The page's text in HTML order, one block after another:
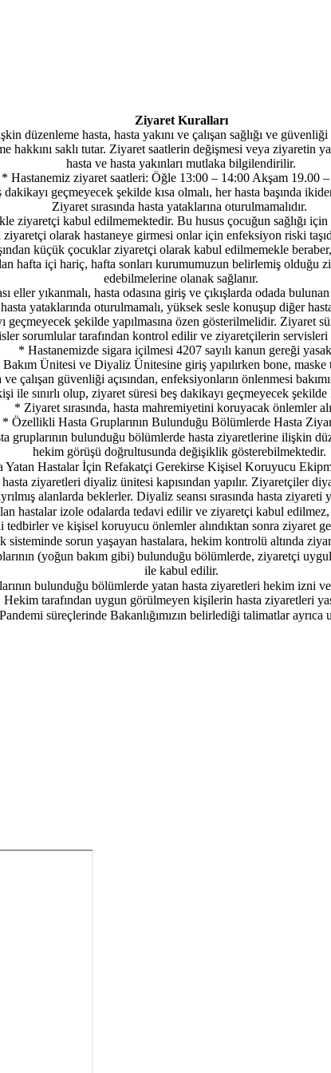
Ziyaret Kuralları
düzenleme hasta, hasta yakını ve çalışan sağlığı ve
hakkını saklı tutar. Ziyaret saatlerin değişmesi veya ziyaretin
hasta ve hasta yakınları mutlaka bilgilendirilir.
* Hastanemiz ziyaret saatleri: Öğle 13:00 – 14:00 Akşam 19.00
geçmeyecek şekilde kısa olmalı, her hasta başında
Ziyaret sırasında hasta yataklarına oturulmamalıdır.
ziyaretçi kabul edilmemektedir. Bu husus çocuğun sağlığı
ziyaretçi olarak hastaneye girmesi onlar için enfeksiyon riski
küçük çocuklar ziyaretçi olarak kabul edilmemekle
hafta içi hariç, hafta sonları kurumumuzun belirlemiş olduğu
edebilmelerine olanak sağlanır.
eller yıkanmalı, hasta odasına giriş ve çıkışlarda odada
yataklarında oturulmamalı, yüksek sesle konuşup diğer
geçmeyecek şekilde yapılmasına özen gösterilmelidir. Ziyaret
sorumlular tarafından kontrol edilir ve ziyaretçilerin servisleri
* Hastanemizde sigara içilmesi 4207 sayılı kanun gereği
Ünitesi ve Diyaliz Ünitesine giriş yapılırken bone, maske
çalışan güvenliği açısından, enfeksiyonların önlenmesi
ile sınırlı olup, ziyaret süresi beş dakikayı geçmeyecek şekilde
* Ziyaret sırasında, hasta mahremiyetini koruyacak önlemler
* Özellikli Hasta Gruplarının Bulunduğu Bölümlerde Hasta
gruplarının bulunduğu bölümlerde hasta ziyaretlerine ilişkin
hekim görüşü doğrultusunda değişiklik gösterebilmektedir.
Yatan Hastalar İçin Refakatçi Gerekirse Kişisel Koruyucu
ziyaretleri diyaliz ünitesi kapısından yapılır. Ziyaretçiler
alanlarda beklerler. Diyaliz seansı sırasında hasta ziyareti
hastalar izole odalarda tedavi edilir ve ziyaretçi kabul
tedbirler ve kişisel koruyucu önlemler alındıktan sonra ziyaret
sisteminde sorun yaşayan hastalara, hekim kontrolü altında
(yoğun bakım gibi) bulunduğu bölümlerde, ziyaretçi
ile kabul edilir.
bulunduğu bölümlerde yatan hasta ziyaretleri hekim izni ve
Hekim tarafından uygun görülmeyen kişilerin hasta ziyaretleri
süreçlerinde Bakanlığımızın belirlediği talimatlar ayrıca